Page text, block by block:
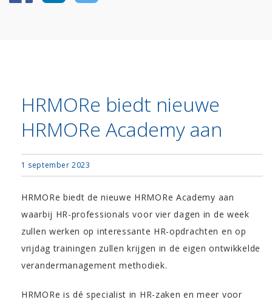
HRMORe biedt nieuwe
HRMORe Academy aan
1 september 2023
HRMORe biedt de nieuwe HRMORe Academy aan
waarbij HR-professionals voor vier dagen in de week
zullen werken op interessante HR-opdrachten en op
vrijdag trainingen zullen krijgen in de eigen ontwikkelde
verandermanagement methodiek.
HRMORe is dé specialist in HR-zaken en meer voor